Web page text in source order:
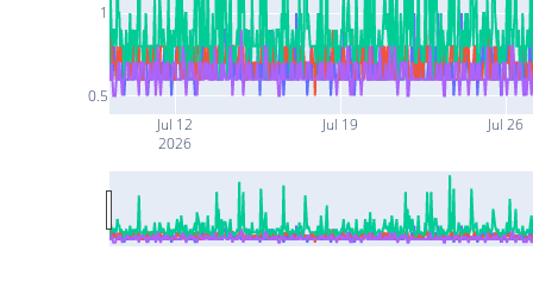
Jul 12
2026
Jul 19 Jul 26
0.5
1